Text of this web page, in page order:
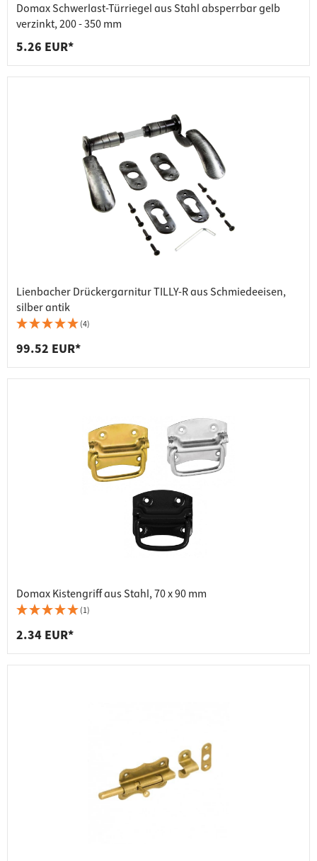
Domax Schwerlast-Türriegel aus Stahl absperrbar gelb
verzinkt, 200 - 350 mm
5.26 EUR*
Lienbacher Drückergarnitur TILLY-R aus Schmiedeeisen,
silber antik
(4)
99.52 EUR*
Domax Kistengriff aus Stahl, 70 x 90 mm
(1)
2.34 EUR*